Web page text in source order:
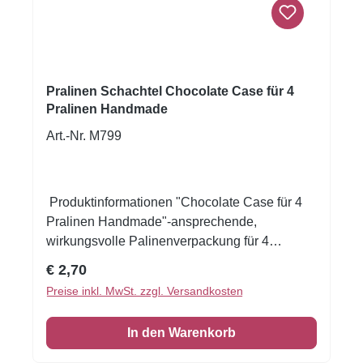
ideal zur Präsentation Innenaufteilung:
Goldfarbener 12er Einsatz Material:
Hochwertiger, stabiler Karton
Pralinen Schachtel Chocolate Case für 4
Pralinen Handmade
Art.-Nr. M799
Produktinformationen "Chocolate Case für 4
Pralinen Handmade"-ansprechende,
wirkungsvolle Palinenverpackung für 4
AufdruckChocolate handmade- aus
hochwertigem Karton mit schwarzer
SortiereinlageMaße: 80x80x40mmIm
Lieferumfang sind die Pralinen und die
Regulärer Preis:
€ 2,70
Preise inkl. MwSt. zzgl. Versandkosten
In den Warenkorb